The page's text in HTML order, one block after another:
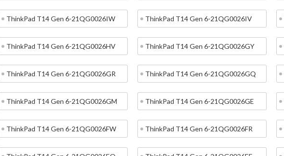
ThinkPad T14 Gen 6-21QG0026IW ThinkPad T14 Gen 6-21QG0026IV
ThinkPad T14 Gen 6-21QG0026HV ThinkPad T14 Gen 6-21QG0026GY
ThinkPad T14 Gen 6-21QG0026GR ThinkPad T14 Gen 6-21QG0026GQ
ThinkPad T14 Gen 6-21QG0026GM ThinkPad T14 Gen 6-21QG0026GE
ThinkPad T14 Gen 6-21QG0026FW ThinkPad T14 Gen 6-21QG0026FR